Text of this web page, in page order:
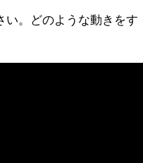
い。どのような動きをす